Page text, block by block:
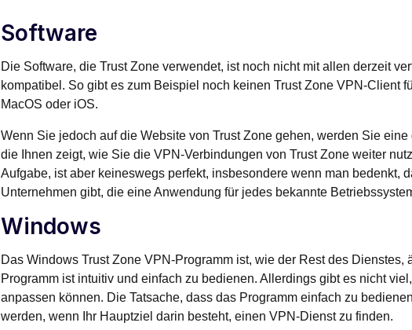
Software
Die Software, die Trust Zone verwendet, ist noch nicht mit allen derzeit
kompatibel. So gibt es zum Beispiel noch keinen Trust Zone VPN-Client
MacOS oder iOS.
Wenn Sie jedoch auf die Website von Trust Zone gehen, werden Sie
die Ihnen zeigt, wie Sie die VPN-Verbindungen von Trust Zone weiter
Aufgabe, ist aber keineswegs perfekt, insbesondere wenn man bedenkt,
Unternehmen gibt, die eine Anwendung für jedes bekannte
Windows
Das Windows Trust Zone VPN-Programm ist, wie der Rest des Dienstes,
Programm ist intuitiv und einfach zu bedienen. Allerdings gibt es nicht
anpassen können. Die Tatsache, dass das Programm einfach zu
werden, wenn Ihr Hauptziel darin besteht, einen VPN-Dienst zu finden.